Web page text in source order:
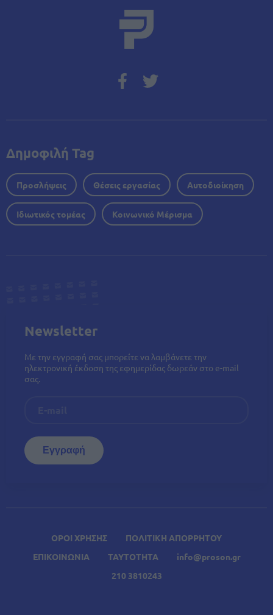
ΟΡΟΙ ΧΡΗΣΗΣ
ΠΟΛΙΤΙΚΗ ΑΠΟΡΡΗΤΟΥ
ΕΠΙΚΟΙΝΩΝΙΑ
ΤΑΥΤΟΤΗΤΑ
info@proson.gr
210 3810243
Δημοφιλή Tag
Προσλήψεις Θέσεις εργασίας Αυτοδιοίκηση
Ιδιωτικός τομέας Κοινωνικό Μέρισμα
Newsletter
Με την εγγραφή σας μπορείτε να λαμβάνετε την
ηλεκτρονική έκδοση της εφημερίδας δωρεάν στο e-mail
σας.